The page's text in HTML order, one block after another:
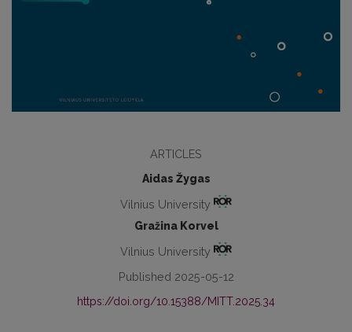
ARTICLES
Aidas Žygas
Vilnius University
Gražina Korvel
Vilnius University
Published 2025-05-12
https://doi.org/10.15388/MITT.2025.34